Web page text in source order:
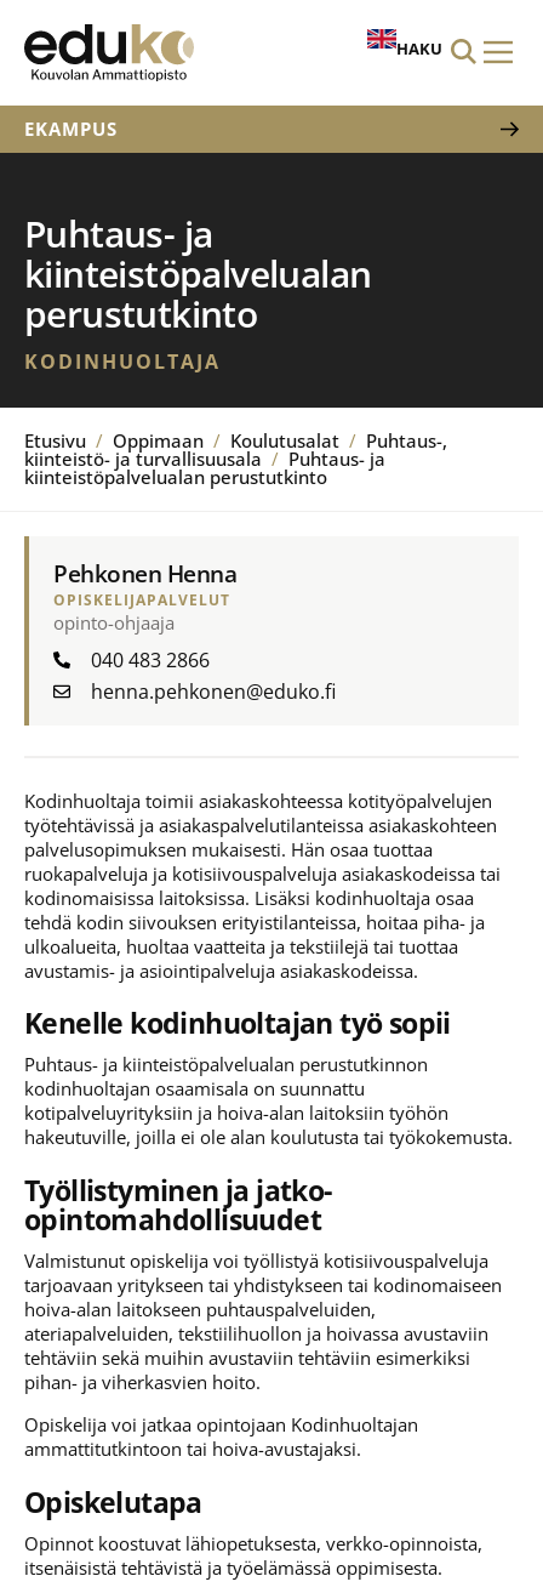
HAKU
EKAMPUS
Puhtaus- ja
kiinteistöpalvelualan
perustutkinto
KODINHUOLTAJA
Etusivu / Oppimaan / Koulutusalat / Puhtaus-,
kiinteistö- ja turvallisuusala / Puhtaus- ja
kiinteistöpalvelualan perustutkinto
Pehkonen Henna
OPISKELIJAPALVELUT
opinto-ohjaaja
040 483 2866
henna.pehkonen@eduko.fi
Kodinhuoltaja toimii asiakaskohteessa kotityöpalvelujen
työtehtävissä ja asiakaspalvelutilanteissa asiakaskohteen
palvelusopimuksen mukaisesti. Hän osaa tuottaa
ruokapalveluja ja kotisiivouspalveluja asiakaskodeissa tai
kodinomaisissa laitoksissa. Lisäksi kodinhuoltaja osaa
tehdä kodin siivouksen erityistilanteissa, hoitaa piha- ja
ulkoalueita, huoltaa vaatteita ja tekstiilejä tai tuottaa
avustamis- ja asiointipalveluja asiakaskodeissa.
Kenelle kodinhuoltajan työ sopii
Puhtaus- ja kiinteistöpalvelualan perustutkinnon
kodinhuoltajan osaamisala on suunnattu
kotipalveluyrityksiin ja hoiva-alan laitoksiin työhön
hakeutuville, joilla ei ole alan koulutusta tai työkokemusta.
Työllistyminen ja jatko-
opintomahdollisuudet
Valmistunut opiskelija voi työllistyä kotisiivouspalveluja
tarjoavaan yritykseen tai yhdistykseen tai kodinomaiseen
hoiva-alan laitokseen puhtauspalveluiden,
ateriapalveluiden, tekstiilihuollon ja hoivassa avustaviin
tehtäviin sekä muihin avustaviin tehtäviin esimerkiksi
pihan- ja viherkasvien hoito.
Opiskelija voi jatkaa opintojaan Kodinhuoltajan
ammattitutkintoon tai hoiva-avustajaksi.
Opiskelutapa
Opinnot koostuvat lähiopetuksesta, verkko-opinnoista,
itsenäisistä tehtävistä ja työelämässä oppimisesta.